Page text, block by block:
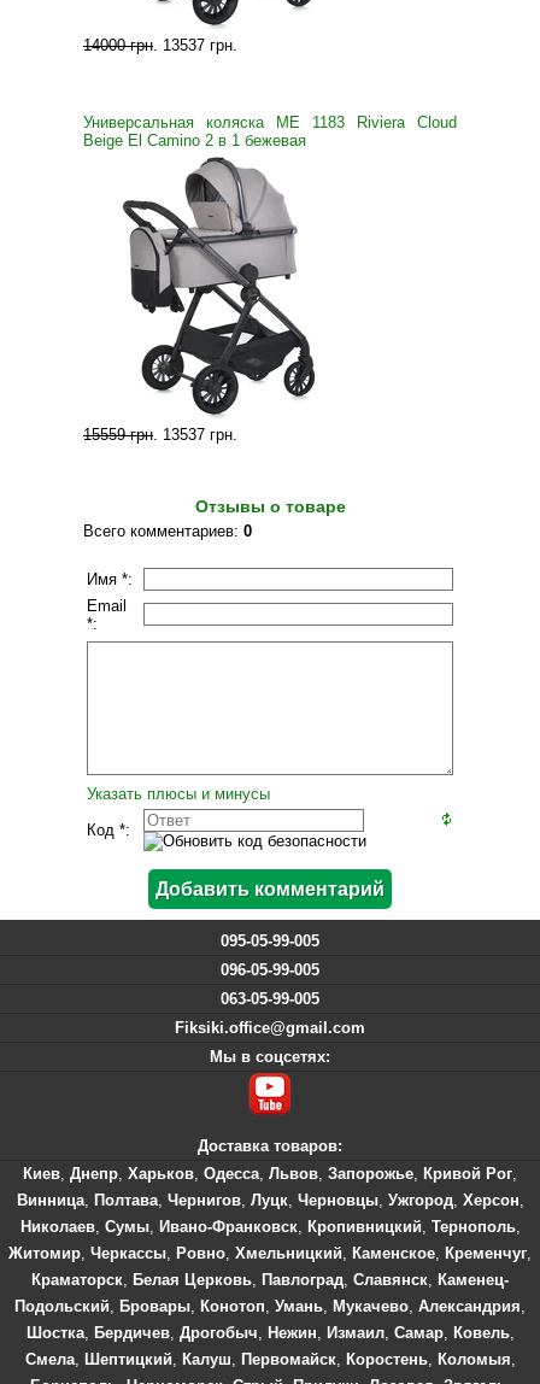
14000 грн. 13537 грн.
Универсальная коляска ME 1183 Riviera Cloud
Beige El Camino 2 в 1 бежевая
15559 грн. 13537 грн.
Отзывы о товаре
Всего комментариев: 0
Имя *:
Email
*:
Указать плюсы и минусы
Код *:
095-05-99-005
096-05-99-005
063-05-99-005
Fiksiki.office@gmail.com
Мы в соцсетях:
Доставка товаров:
Киев, Днепр, Харьков, Одесса, Львов, Запорожье, Кривой Рог,
Винница, Полтава, Чернигов, Луцк, Черновцы, Ужгород, Херсон,
Николаев, Сумы, Ивано-Франковск, Кропивницкий, Тернополь,
Житомир, Черкассы, Ровно, Хмельницкий, Каменское, Кременчуг,
Краматорск, Белая Церковь, Павлоград, Славянск, Каменец-
Подольский, Бровары, Конотоп, Умань, Мукачево, Александрия,
Шостка, Бердичев, Дрогобыч, Нежин, Измаил, Самар, Ковель,
Смела, Шептицкий, Калуш, Первомайск, Коростень, Коломыя,